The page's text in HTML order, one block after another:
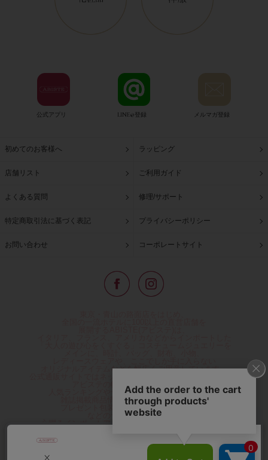
公式アプリ LINE@登録 メルマガ登録
初めてのお客様へ ラッピング
店舗リスト ご利用ガイド
よくある質問 修理/サポート
特定商取引法に基づく表記 プライバシーポリシー
お問い合わせ コーポレートサイト
オリジナルアイテムなどを幅広くご用意しています。
アビステの幅広い商品を取り揃え、
人気ランキングやテレビなどメディア着用商品、
雑誌掲載商品情報を紹介するコンテンツ、
プレゼント包装無料や独自のポイント還元
などのサービスをご提供。
心躍るインポートアクセサリーや時計、小物などで、
夢やときめきを与えられるよう願っています。
◆ギフトラッピング無料/11,000円以上のご注文で送料無料◆